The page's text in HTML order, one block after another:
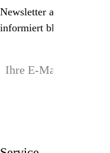
Newsletter abonnieren,
informiert bleiben!